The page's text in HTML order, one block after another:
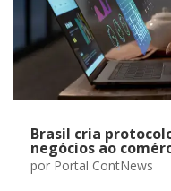
Brasil cria
negócios ao
por Portal ContNews